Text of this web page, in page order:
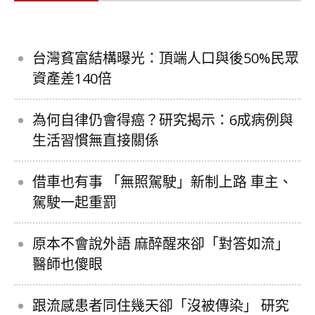
台灣貧富結構曝光：頂端人口與後50%民眾
資產差140倍
為何自律仍會得癌？研究揭示：6成病例與
生活習慣無直接關係
借車也有事 「無照駕駛」新制上路 車主、
駕駛一起重罰
原本不會說外語 麻醉醒來卻「對答如流」
醫師也傻眼
跟流感患者同住幾天卻「沒被傳染」 研究